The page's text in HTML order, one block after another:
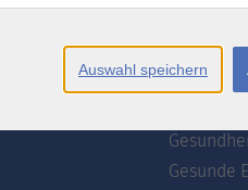
Akademie
Kultur
Gesunde
Auswahl speichern